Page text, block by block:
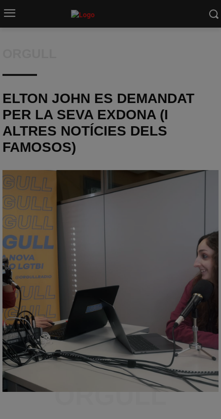
ELTON JOHN ES DEMANDAT
PER LA SEVA EXDONA (I
ALTRES NOTÍCIES DELS
FAMOSOS)
ORGULL